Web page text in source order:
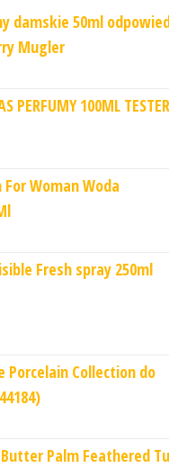
damskie 50ml
Mugler
PERFUMY 100ML TESTER
Woman Woda
Fresh spray 250ml
Porcelain Collection do
Palm Feathered